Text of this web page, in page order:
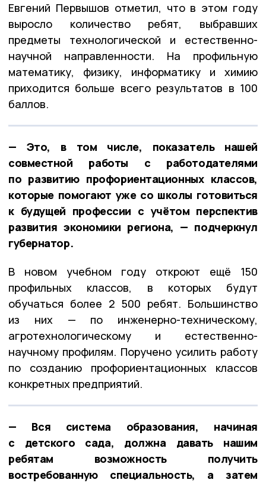
Евгений Первышов отметил, что в этом году
выросло количество ребят, выбравших
предметы технологической и естественно-
научной направленности. На профильную
математику, физику, информатику и химию
приходится больше всего результатов в 100
баллов.
— Это, в том числе, показатель нашей
совместной работы с работодателями
по развитию профориентационных классов,
которые помогают уже со школы готовиться
к будущей профессии с учётом перспектив
развития экономики региона, — подчеркнул
губернатор.
В новом учебном году откроют ещё 150
профильных классов, в которых будут
обучаться более 2 500 ребят. Большинство
из них — по инженерно-техническому,
агротехнологическому и естественно-
научному профилям. Поручено усилить работу
по созданию профориентационных классов
конкретных предприятий.
— Вся система образования, начиная
с детского сада, должна давать нашим
ребятам возможность получить
востребованную специальность, а затем